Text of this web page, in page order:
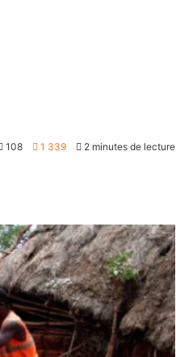
108 1 339 2 minutes de lecture